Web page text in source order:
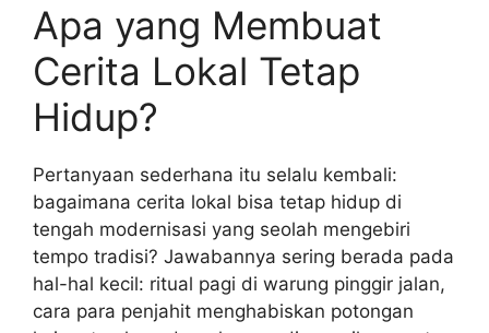
Apa yang Membuat
Cerita Lokal Tetap
Hidup?
Pertanyaan sederhana itu selalu kembali:
bagaimana cerita lokal bisa tetap hidup di
tengah modernisasi yang seolah mengebiri
tempo tradisi? Jawabannya sering berada pada
hal-hal kecil: ritual pagi di warung pinggir jalan,
cara para penjahit menghabiskan potongan